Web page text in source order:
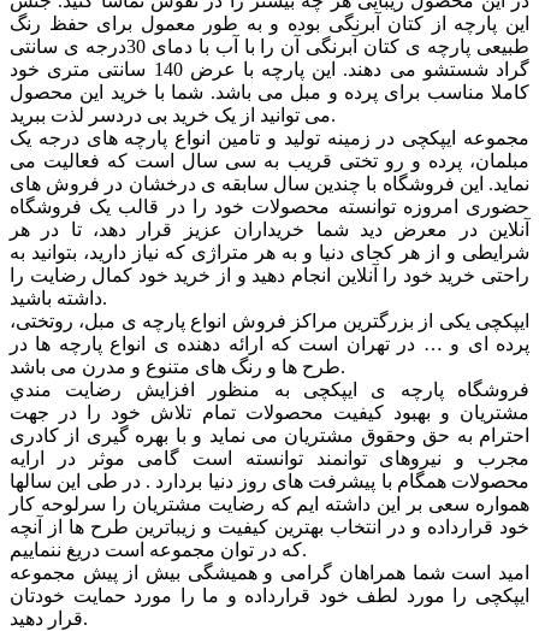
این پارچه از کتان آبرنگی بوده و به طور معمول برای حفظ رنگ
طبیعی پارچه ی کتان آبرنگی آن را با آب با دمای 30درجه ی سانتی
گراد شستشو می دهند. این پارچه با عرض 140 سانتی متری خود
کاملا مناسب برای پرده و مبل می باشد. شما با خرید این محصول
می توانید از یک خرید بی دردسر لذت ببرید.
مجموعه ایپکچی در زمینه تولید و تامین انواع پارچه های درجه یک
مبلمان، پرده و رو تختی قریب به سی سال است که فعالیت می
نماید. این فروشگاه با چندین سال سابقه ی درخشان در فروش های
حضوری امروزه توانسته محصولات خود را در قالب یک فروشگاه
آنلاین در معرض دید شما خریداران عزیز قرار دهد، تا در هر
شرایطی و از هر کجای دنیا و به هر متراژی که نیاز دارید، بتوانید به
راحتی خرید خود را آنلاین انجام دهید و از خرید خود کمال رضایت را
داشته باشید.
ایپکچی یکی از بزرگترین مراکز فروش انواع پارچه ی مبل، روتختی،
پرده ای و … در تهران است که ارائه دهنده ی انواع پارچه ها در
طرح ها و رنگ های متنوع و مدرن می باشد.
فروشگاه پارچه ی ایپکچی به منظور افزايش رضايت مندي
مشتريان و بهبود کيفيت محصولات تمام تلاش خود را در جهت
احترام به حق وحقوق مشتريان می نماید و با بهره گیری از کادری
مجرب و نیروهای توانمند توانسته است گامی موثر در ارايه
محصولات همگام با پیشرفت های روز دنیا بردارد . در طی این سالها
همواره سعی بر این داشته ایم که رضایت مشتریان را سرلوحه کار
خود قرارداده و در انتخاب بهترین کیفیت و زیباترین طرح ها از آنچه
که در توان مجموعه است دریغ ننماییم.
امید است شما همراهان گرامی و همیشگی بیش از پیش مجموعه
ایپکچی را مورد لطف خود قرارداده و ما را مورد حمایت خودتان
قرار دهید.